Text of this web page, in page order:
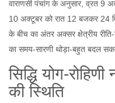
वाराणसी पंचांग के अनुसार, व्रत 9
10 अक्टूबर को रात 12 बजकर 24
के बीच का अंतर अक्सर क्षेत्रीय
का समय‑सारणी थोड़ा‑बहुत बदल
सिद्धि
की स्थिति